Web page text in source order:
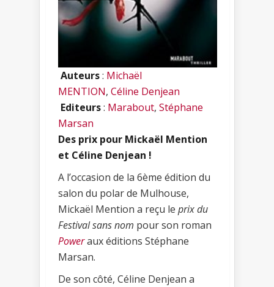
Auteurs: Michaël
MENTION, Céline Denjean
Editeurs: Marabout, Stéphane
Marsan
Des prix pour Mickaël Mention
et Céline Denjean !
A l’occasion de la 6ème édition du
salon du polar de Mulhouse,
Mickaël Mention a reçu le prix du
Festival sans nom pour son roman
Poweraux éditions Stéphane
Marsan.
De son côté, Céline Denjean a